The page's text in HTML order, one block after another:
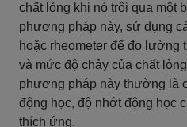
chất lỏng khi nó trôi qua một
phương pháp này, sử dụng
hoặc rheometer để đo lường
và mức độ chảy của chất
phương pháp này thường là
động học, độ nhớt động học
thích ứng.